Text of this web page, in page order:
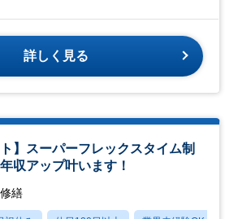
詳しく見る
ト】スーパーフレックスタイム制
収アップ叶います！
繕